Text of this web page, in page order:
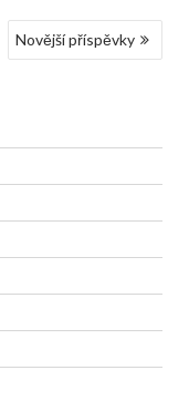
Novější příspěvky